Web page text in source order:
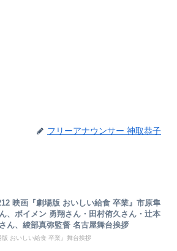
フリーアナウンサー 神取恭子
食 卒業』市原隼
、ボイメン 勇翔さん・田村侑久さん・辻本
ん、綾部真弥監督 名古屋舞台挨拶
版 おいしい給食 卒業』舞台挨拶